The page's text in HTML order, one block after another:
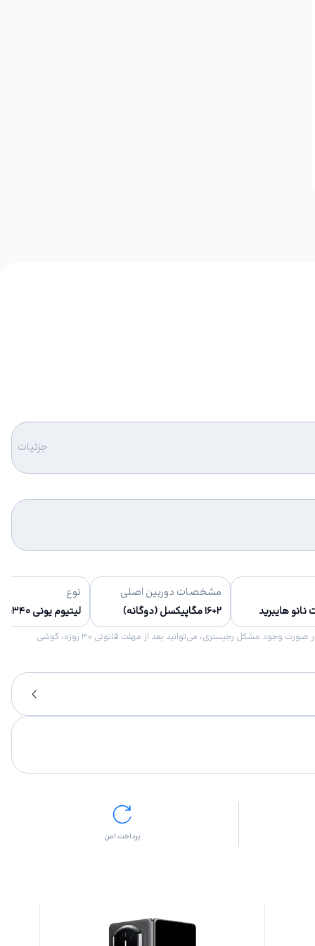
جزئیات
هایبرید
مشخصات دوربین اصلی
۱۶+۲ مگاپیکسل (دوگانه)
نوع
لیتیوم یونی ۳،۳۴۰ میلی‌آمپر (غیر قابل تعویض توسط کاربر)
امکان برگشت کالا در گروه موبایل با دلیل “انصراف از خرید“ تنها در صورتی مورد قبول است که پلمب کالا باز نشده باشد. تمام گوشی‌های جی‌اس‌ام ضمانت رجیستری دارند. در صورت وجود مشکل رجیستری، می‌توانید بعد از مهلت قانونی ۳۰ روزه، گوشی
پرداخت امن